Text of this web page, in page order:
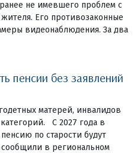
не имевшего проблем с
Его противозаконные
видеонаблюдения. За два
пенсии без заявлений
матерей, инвалидов
С 2027 года в
по старости будут
сообщили в региональном